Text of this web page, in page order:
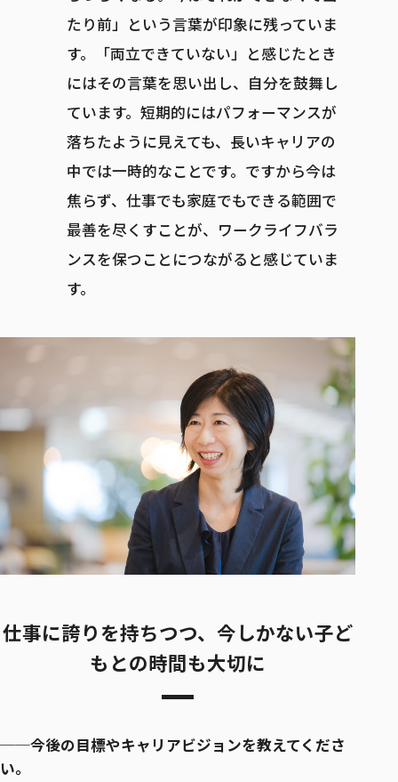
たり前」という言葉が印象に残っていま
す。「両立できていない」と感じたとき
にはその言葉を思い出し、自分を鼓舞し
ています。短期的にはパフォーマンスが
落ちたように見えても、長いキャリアの
中では一時的なことです。ですから今は
焦らず、仕事でも家庭でもできる範囲で
最善を尽くすことが、ワークライフバラ
ンスを保つことにつながると感じていま
す。
仕事に誇りを持ちつつ、今しかない子ど
もとの時間も大切に
──今後の目標やキャリアビジョンを教えてくださ
い。